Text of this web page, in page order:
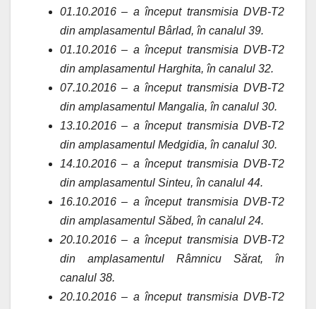
01.10.2016 – a început transmisia DVB-T2
din amplasamentul Bârlad, în canalul 39.
01.10.2016 – a început transmisia DVB-T2
din amplasamentul Harghita, în canalul 32.
07.10.2016 – a început transmisia DVB-T2
din amplasamentul Mangalia, în canalul 30.
13.10.2016 – a început transmisia DVB-T2
din amplasamentul Medgidia, în canalul 30.
14.10.2016 – a început transmisia DVB-T2
din amplasamentul Sinteu, în canalul 44.
16.10.2016 – a început transmisia DVB-T2
din amplasamentul Săbed, în canalul 24.
20.10.2016 – a început transmisia DVB-T2
din amplasamentul Râmnicu Sărat, în
canalul 38.
20.10.2016 – a început transmisia DVB-T2